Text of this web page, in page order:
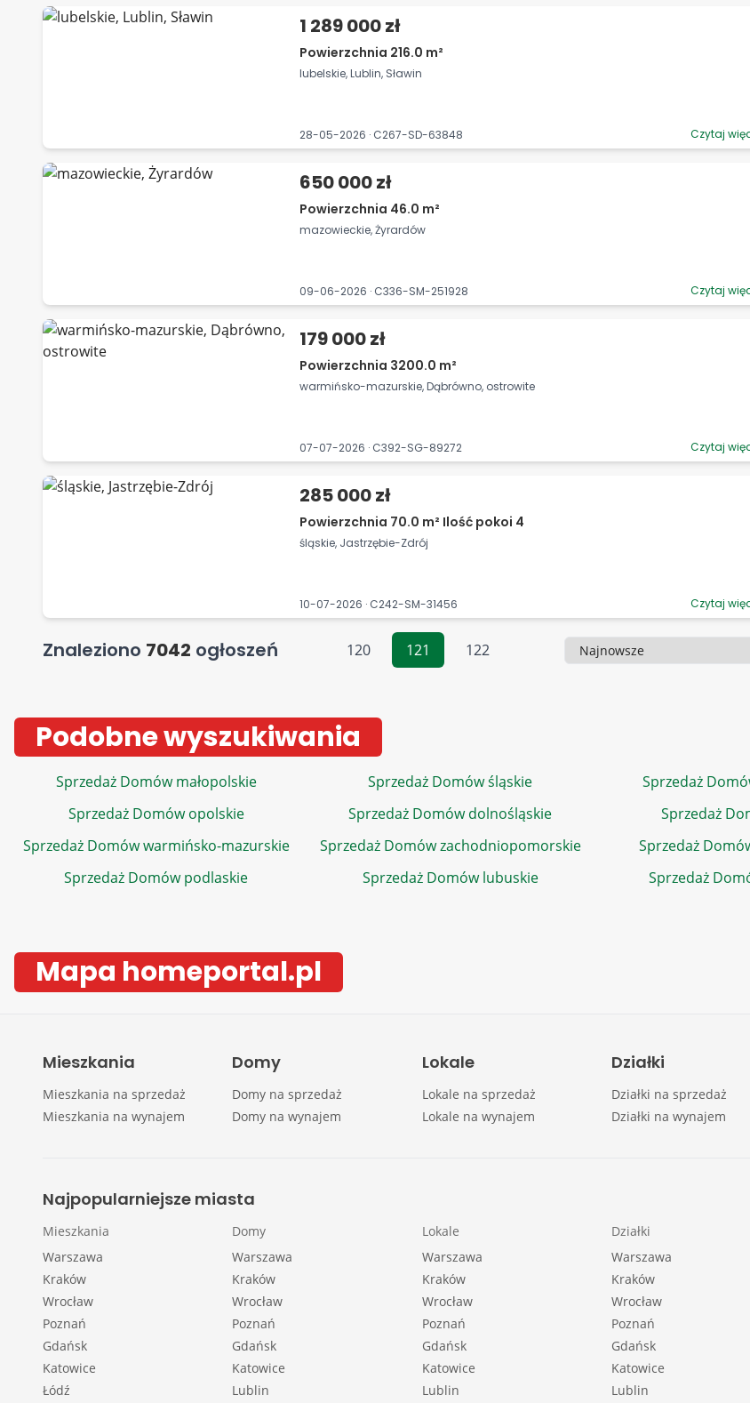
1 289 000 zł
Powierzchnia 216.0 m²
lubelskie, Lublin, Sławin
28-05-2026 · C267-SD-63848 Czytaj
650 000 zł
Powierzchnia 46.0 m²
mazowieckie, Żyrardów
09-06-2026 · C336-SM-251928 Czytaj
179 000 zł
Powierzchnia 3200.0 m²
warmińsko-mazurskie, Dąbrówno, ostrowite
07-07-2026 · C392-SG-89272 Czytaj
285 000 zł
Powierzchnia 70.0 m² Ilość pokoi 4
śląskie, Jastrzębie-Zdrój
10-07-2026 · C242-SM-31456 Czytaj
Znaleziono 7042 ogłoszeń 120 121 122 Sortowanie
Podobne wyszukiwania
Sprzedaż Domów małopolskie Sprzedaż Domów śląskie Sprzedaż
Sprzedaż Domów opolskie
Sprzedaż Domów dolnośląskie Sprzedaż
Sprzedaż Domów warmińsko-mazurskie
Sprzedaż Domów zachodniopomorskie Sprzedaż
Sprzedaż Domów podlaskie
Sprzedaż Domów lubuskie Sprzedaż
Mapa homeportal.pl
Mieszkania
Mieszkania na sprzedaż
Mieszkania na wynajem
Domy
Domy na sprzedaż
Domy na wynajem
Lokale
Lokale na sprzedaż
Lokale na wynajem
Działki
Działki na sprzedaż
Działki na wynajem
Najpopularniejsze miasta
Mieszkania
Warszawa
Kraków
Wrocław
Poznań
Gdańsk
Katowice
Łódź
Domy
Warszawa
Kraków
Wrocław
Poznań
Gdańsk
Katowice
Lublin
Lokale
Warszawa
Kraków
Wrocław
Poznań
Gdańsk
Katowice
Lublin
Działki
Warszawa
Kraków
Wrocław
Poznań
Gdańsk
Katowice
Lublin